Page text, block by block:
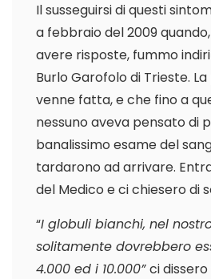
Il susseguirsi di questi
a febbraio del 2009
avere risposte, fummo
Burlo Garofolo di Trieste.
venne fatta, e che fino a
nessuno aveva pensato di
banalissimo esame del
tardarono ad arrivare.
del Medico e ci chiesero di
“I globuli bianchi, nel
solitamente dovrebbero
4.000 ed i 10.000”ci dissero